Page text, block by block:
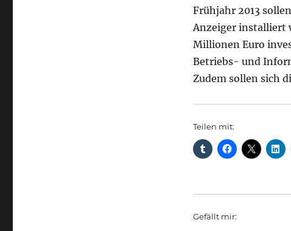
Frühjahr 2013
Anzeiger installiert
Millionen Euro
Betriebs- und
Zudem sollen sich
Teilen mit:
Gefällt mir: